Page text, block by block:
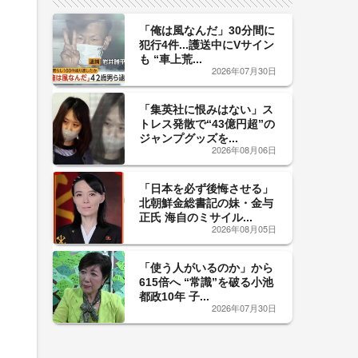
「俺は風なんだ」30分間に
犯行4件...護送中にVサイン
も “車上荒...
2026年07月30日
「集英社に恨みはない」ス
トレス発散で“43億円超”の
ジャンプグッズを...
2026年08月06日
「日本を必ず後悔させる」
北朝鮮金総書記の妹・金与
正氏 海自のミサイル...
2026年08月05日
「使う人がいるのか」から
615倍へ “常識”を破る小池
都政10年 子...
2026年07月30日